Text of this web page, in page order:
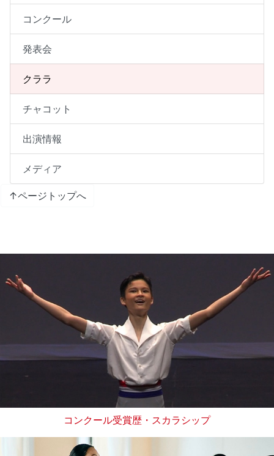
コンクール
発表会
クララ
チャコット
出演情報
メディア
↑ページトップへ
コンクール受賞歴・スカラシップ